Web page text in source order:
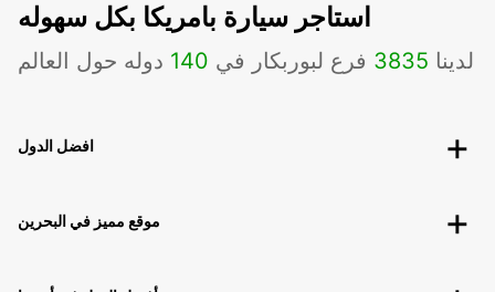
استاجر سيارة بامريكا بكل سهوله
لدينا 3835 فرع لبوربكار في 140 دوله حول العالم
افضل الدول
موقع مميز في البحرين